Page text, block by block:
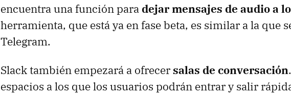
encuentra una función para dejar mensajes de audio a
herramienta, que está ya en fase beta, es similar a la que
Telegram.
Slack también empezará a ofrecersalas de conversación
espacios a los que los usuarios podrán entrar y salir